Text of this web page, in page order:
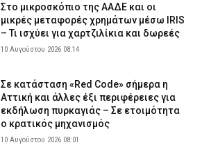
Στο μικροσκόπιο της ΑΑΔΕ και οι
μικρές μεταφορές χρημάτων μέσω IRIS
– Τι ισχύει για χαρτζιλίκια και δωρεές
10 Αυγούστου 2026 08:14
Σε κατάσταση «Red Code» σήμερα η
Αττική και άλλες έξι περιφέρειες για
εκδήλωση πυρκαγιάς – Σε ετοιμότητα
ο κρατικός μηχανισμός
10 Αυγούστου 2026 08:01